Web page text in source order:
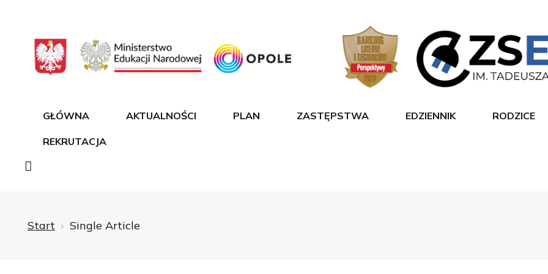
GŁÓWNA AKTUALNOŚCI PLAN ZASTĘPSTWA EDZIENNIK RODZICE
REKRUTACJA
Start Single Article